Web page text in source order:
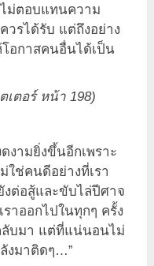
ม่ตอบแทนความ
วรได้รับ แต่ถึงอย่าง
อกาสคนอื่นได้เป็น
เตอร์ หน้า 198)
ามยิ่งขึ้นอีกเพราะ
ใช่คนดีอย่างที่เรา
งต่อสู้และขับไล่ปีศาจ
าออกไปในทุกๆ ครั้ง
บมา แต่ที่แน่นอนไม่
งมาติดๆ…”